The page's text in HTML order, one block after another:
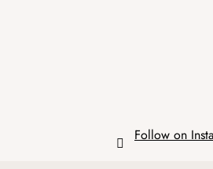
Follow on